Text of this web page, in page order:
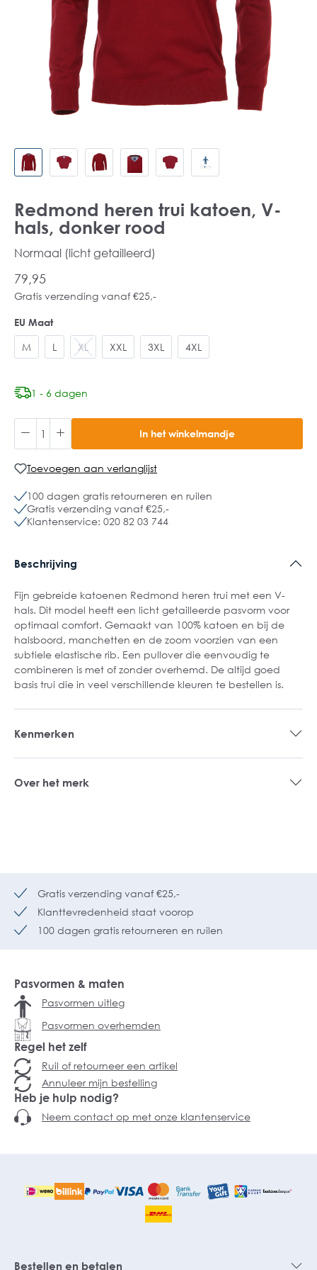
Redmond heren trui katoen, V-
hals, donker rood
Normaal (licht getailleerd)
79,95
Gratis verzending vanaf €25,-
EU Maat
M L XL XXL 3XL 4XL
1 - 6 dagen
In het winkelmandje
Toevoegen aan verlanglijst
100 dagen gratis retourneren en ruilen
Gratis verzending vanaf €25,-
Klantenservice: 020 82 03 744
Beschrijving
Fijn gebreide katoenen Redmond heren trui met een V-
hals. Dit model heeft een licht getailleerde pasvorm voor
optimaal comfort. Gemaakt van 100% katoen en bij de
halsboord, manchetten en de zoom voorzien van een
subtiele elastische rib. Een pullover die eenvoudig te
combineren is met of zonder overhemd. De altijd goed
basis trui die in veel verschillende kleuren te bestellen is.
Kenmerken
Over het merk
Gratis verzending vanaf €25,-
Klanttevredenheid staat voorop
100 dagen gratis retourneren en ruilen
Pasvormen & maten
Pasvormen uitleg
Pasvormen overhemden
Regel het zelf
Ruil of retourneer een artikel
Annuleer mijn bestelling
Heb je hulp nodig?
Neem contact op met onze klantenservice
Bestellen en betalen